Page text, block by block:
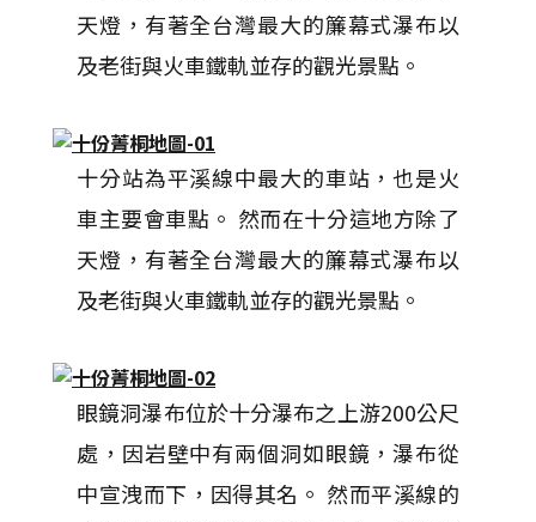
天燈，有著全台灣最大的簾幕式瀑布以
及老街與火車鐵軌並存的觀光景點。
十分站為平溪線中最大的車站，也是火
車主要會車點。 然而在十分這地方除了
天燈，有著全台灣最大的簾幕式瀑布以
及老街與火車鐵軌並存的觀光景點。
眼鏡洞瀑布位於十分瀑布之上游200公尺
處，因岩壁中有兩個洞如眼鏡，瀑布從
中宣洩而下，因得其名。 然而平溪線的